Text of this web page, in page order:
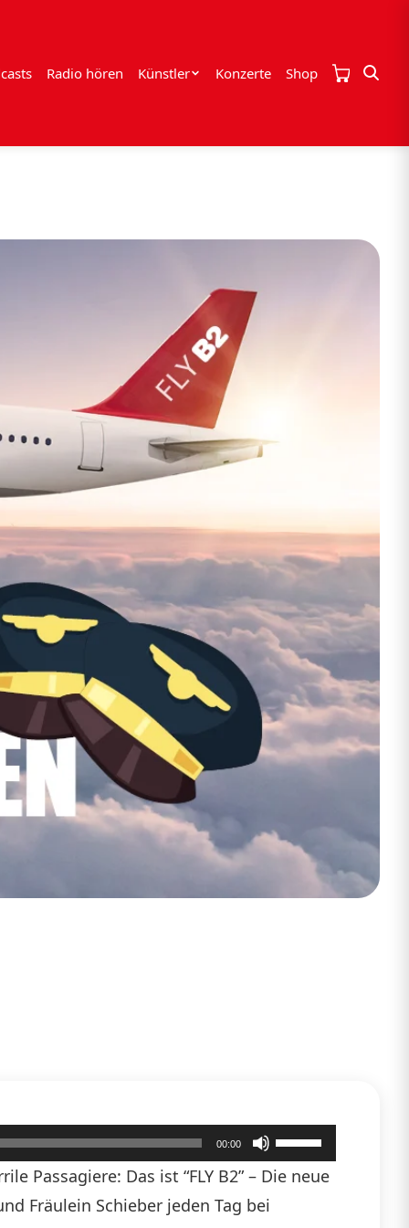
Radio hören Künstler Konzerte Shop
00:00
Pfeiltasten
Hoch/Runter
Passagiere: Das ist “FLY B2” – Die neue
Fräulein Schieber jeden Tag bei